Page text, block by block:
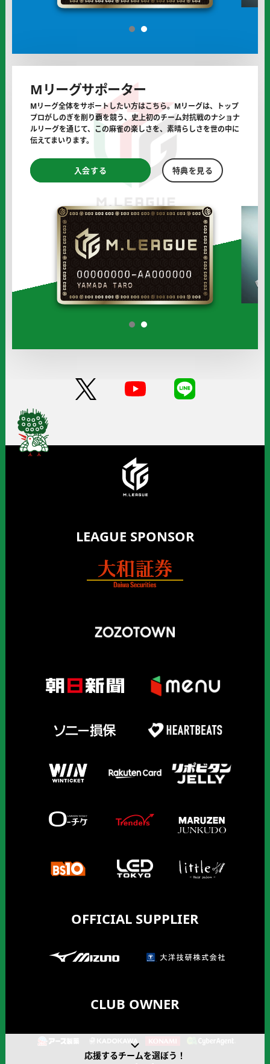
応援するチームを選ぼう！
1 2
サ
Mリーグサポーター
Mリーグ全体をサポートしたい方はこちら。Mリーグは、トップ
プロがしのぎを削り覇を競う、史上初のチーム対抗戦のナショナ
ルリーグを通じて、 この麻雀の楽しさを、素晴らしさを世の中に
伝えてまいります。
1 2
M
リ
グ
ポ
ー
ー
の
オ
サ
ポ
に
入会する
M
リ
グ
ー
ー
特典を見る
LEAGUE SPONSOR
OFFICIAL SUPPLIER
CLUB OWNER